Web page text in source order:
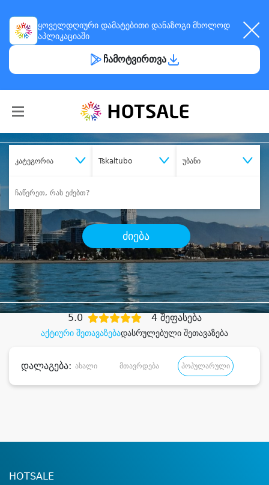
ყოველდღიური დამატებითი დანაზოგი მხოლოდ
აპლიკაციაში
ჩამოტვირთვა
კატეგორია Tskaltubo უბანი
ძიება
შეიძინესასურველი მომსახურება
დიდი დანაზოგით
აქტიური შეთავაზებადასრულებული შეთავაზება
5.0 4 შეფასება
დალაგება: ახალი მთავრდება პოპულარული
HOTSALE